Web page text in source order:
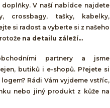
V naší nabídce najdete
crossbagy, tašky, kabelky,
si radost a vyberte si z našeho
na detailu záleží...
partnery a jsme
butiků i e-shopů. Přejete si
Rádi Vám vyjdeme vstříc,
nebo jiný produkt z kůže na